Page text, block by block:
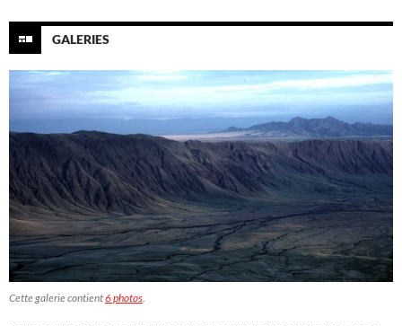
GALERIES
Cette galerie contient6 photos.